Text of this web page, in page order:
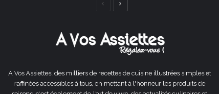
Page
A Vos Assiettes, des milliers de recettes de cuisine illustrées simples et
raffinées accessibles à tous, en mettant à l'honneur les produits de